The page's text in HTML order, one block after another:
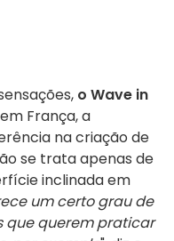
o Wave in
França, a
na criação de
se trata apenas de
inclinada em
um certo grau de
que querem praticar